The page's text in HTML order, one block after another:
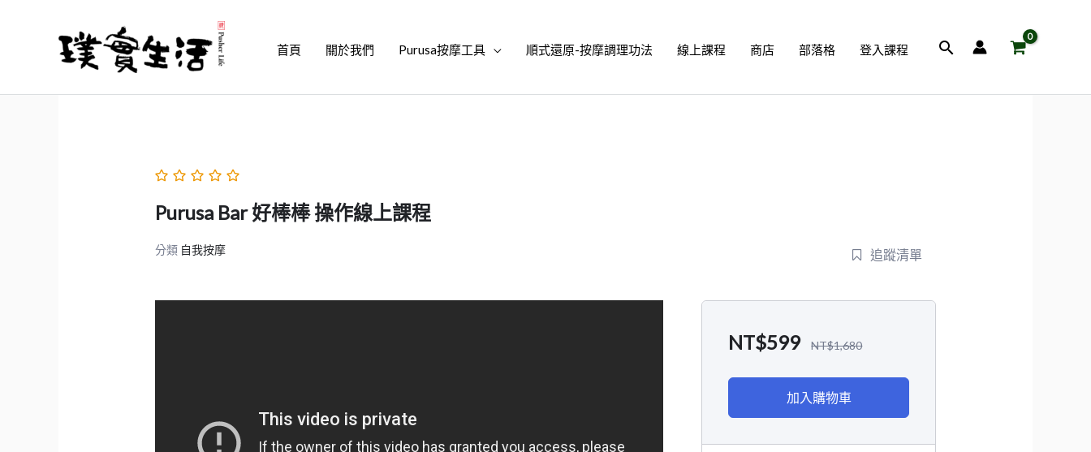
首頁 關於我們 Purusa按摩工具 順式還原-按摩調理功法 線上課程 商店 部落格 登入課程
搜
Purusa Bar 好棒棒 操作線上課程
分類 自我按摩 追蹤清單
NT$599 NT$1,680
加入購物車